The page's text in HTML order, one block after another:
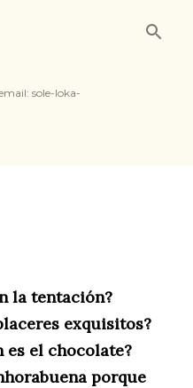
sole-loka-
la tentación?
exquisitos?
es el chocolate?
porque